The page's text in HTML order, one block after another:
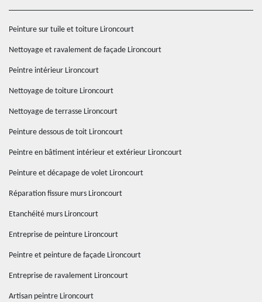
Peinture sur tuile et toiture Lironcourt
Nettoyage et ravalement de façade Lironcourt
Peintre intérieur Lironcourt
Nettoyage de toiture Lironcourt
Nettoyage de terrasse Lironcourt
Peinture dessous de toit Lironcourt
Peintre en bâtiment intérieur et extérieur Lironcourt
Peinture et décapage de volet Lironcourt
Réparation fissure murs Lironcourt
Etanchéité murs Lironcourt
Entreprise de peinture Lironcourt
Peintre et peinture de façade Lironcourt
Entreprise de ravalement Lironcourt
Artisan peintre Lironcourt